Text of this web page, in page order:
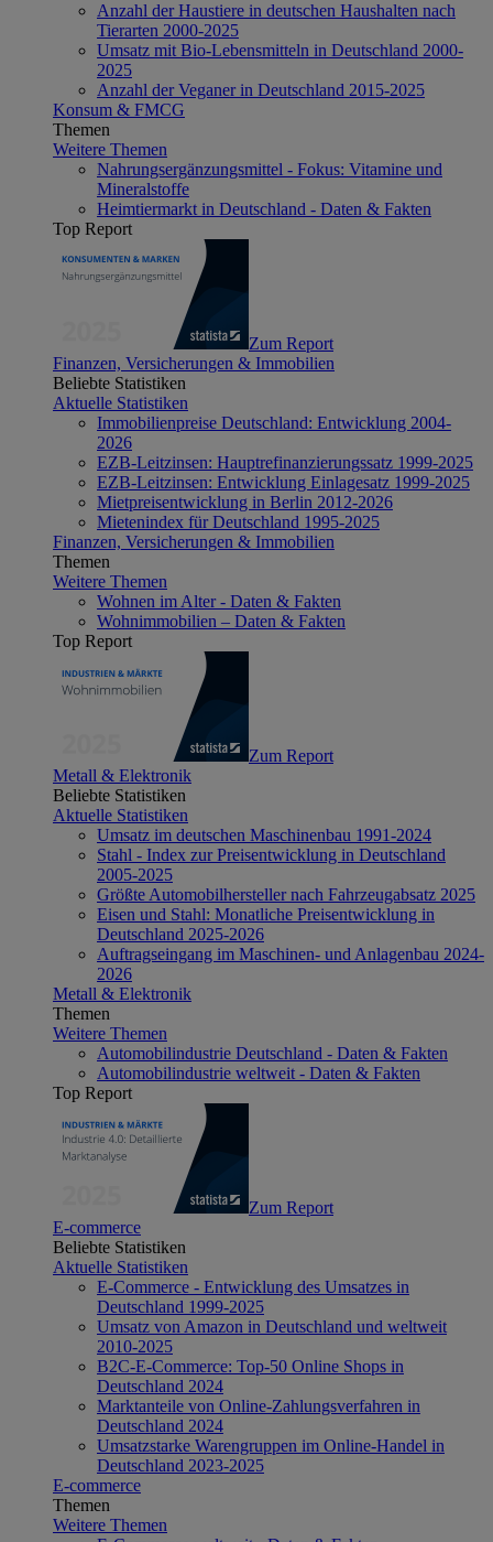
Anzahl der Haustiere in deutschen Haushalten nach
Tierarten 2000-2025
Umsatz mit Bio-Lebensmitteln in Deutschland 2000-
2025
Anzahl der Veganer in Deutschland 2015-2025
Konsum & FMCG
Themen
Weitere Themen
Nahrungsergänzungsmittel - Fokus: Vitamine und
Mineralstoffe
Heimtiermarkt in Deutschland - Daten & Fakten
Top Report
Zum Report
Finanzen, Versicherungen & Immobilien
Beliebte Statistiken
Aktuelle Statistiken
Immobilienpreise Deutschland: Entwicklung 2004-
2026
EZB-Leitzinsen: Hauptrefinanzierungssatz 1999-2025
EZB-Leitzinsen: Entwicklung Einlagesatz 1999-2025
Mietpreisentwicklung in Berlin 2012-2026
Mietenindex für Deutschland 1995-2025
Finanzen, Versicherungen & Immobilien
Themen
Weitere Themen
Wohnen im Alter - Daten & Fakten
Wohnimmobilien – Daten & Fakten
Top Report
Zum Report
Metall & Elektronik
Beliebte Statistiken
Aktuelle Statistiken
Umsatz im deutschen Maschinenbau 1991-2024
Stahl - Index zur Preisentwicklung in Deutschland
2005-2025
Größte Automobilhersteller nach Fahrzeugabsatz 2025
Eisen und Stahl: Monatliche Preisentwicklung in
Deutschland 2025-2026
Auftragseingang im Maschinen- und Anlagenbau 2024-
2026
Metall & Elektronik
Themen
Weitere Themen
Automobilindustrie Deutschland - Daten & Fakten
Automobilindustrie weltweit - Daten & Fakten
Top Report
Zum Report
E-commerce
Beliebte Statistiken
Aktuelle Statistiken
E-Commerce - Entwicklung des Umsatzes in
Deutschland 1999-2025
Umsatz von Amazon in Deutschland und weltweit
2010-2025
B2C-E-Commerce: Top-50 Online Shops in
Deutschland 2024
Marktanteile von Online-Zahlungsverfahren in
Deutschland 2024
Umsatzstarke Warengruppen im Online-Handel in
Deutschland 2023-2025
E-commerce
Themen
Weitere Themen